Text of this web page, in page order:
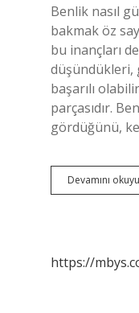
Benlik nasıl
bakmak öz
bu inançları
düşündükleri,
başarılı
parçasıdır.
gördüğünü,
Devamını
https://